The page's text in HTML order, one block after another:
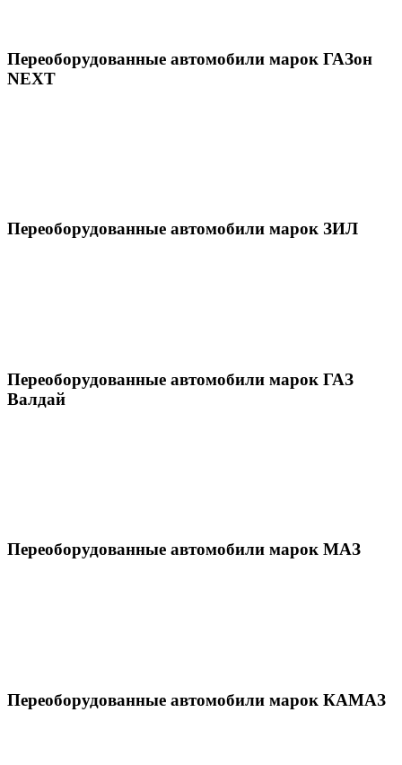
Переоборудованные автомобили марок ГАЗон
NEXT
Переоборудованные автомобили марок ЗИЛ
Переоборудованные автомобили марок ГАЗ
Валдай
Переоборудованные автомобили марок МАЗ
Переоборудованные автомобили марок КАМАЗ